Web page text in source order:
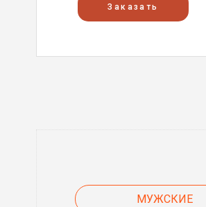
Заказать
МУЖСКИЕ